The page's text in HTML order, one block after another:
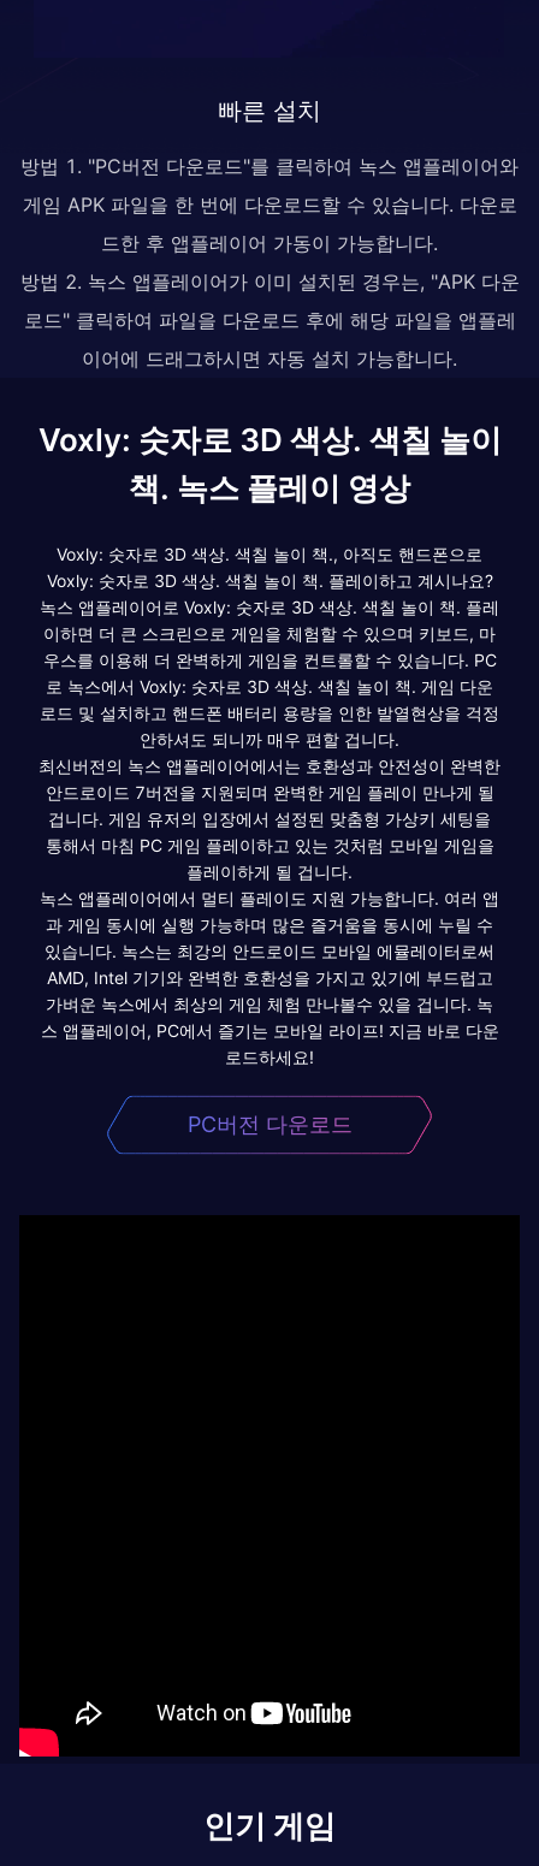
빠른 설치
방법 1. "PC버전 다운로드"를 클릭하여 녹스 앱플레이어와
게임 APK 파일을 한 번에 다운로드할 수 있습니다. 다운로
드한 후 앱플레이어 가동이 가능합니다.
방법 2. 녹스 앱플레이어가 이미 설치된 경우는, "APK 다운
로드" 클릭하여 파일을 다운로드 후에 해당 파일을 앱플레
이어에 드래그하시면 자동 설치 가능합니다.
Voxly: 숫자로 3D 색상. 색칠 놀이
책. 녹스 플레이 영상
Voxly: 숫자로 3D 색상. 색칠 놀이 책., 아직도 핸드폰으로
Voxly: 숫자로 3D 색상. 색칠 놀이 책. 플레이하고 계시나요?
녹스 앱플레이어로 Voxly: 숫자로 3D 색상. 색칠 놀이 책. 플레
이하면 더 큰 스크린으로 게임을 체험할 수 있으며 키보드, 마
우스를 이용해 더 완벽하게 게임을 컨트롤할 수 있습니다. PC
로 녹스에서 Voxly: 숫자로 3D 색상. 색칠 놀이 책. 게임 다운
로드 및 설치하고 핸드폰 배터리 용량을 인한 발열현상을 걱정
안하셔도 되니까 매우 편할 겁니다.
최신버전의 녹스 앱플레이어에서는 호환성과 안전성이 완벽한
안드로이드 7버전을 지원되며 완벽한 게임 플레이 만나게 될
겁니다. 게임 유저의 입장에서 설정된 맞춤형 가상키 세팅을
통해서 마침 PC 게임 플레이하고 있는 것처럼 모바일 게임을
플레이하게 될 겁니다.
녹스 앱플레이어에서 멀티 플레이도 지원 가능합니다. 여러 앱
과 게임 동시에 실행 가능하며 많은 즐거움을 동시에 누릴 수
있습니다. 녹스는 최강의 안드로이드 모바일 에뮬레이터로써
AMD, Intel 기기와 완벽한 호환성을 가지고 있기에 부드럽고
가벼운 녹스에서 최상의 게임 체험 만나볼수 있을 겁니다. 녹
스 앱플레이어, PC에서 즐기는 모바일 라이프! 지금 바로 다운
로드하세요!
PC버전 다운로드
인기 게임